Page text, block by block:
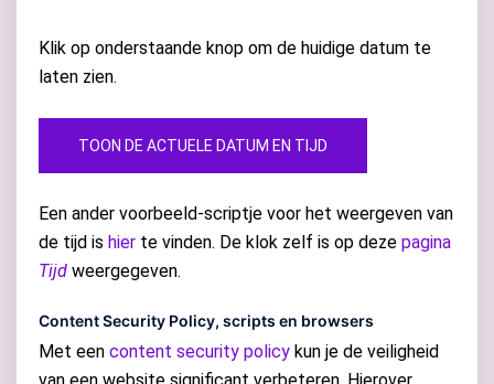
Klik op onderstaande knop om de huidige datum te
laten zien.
TOON DE ACTUELE DATUM EN TIJD
Een ander voorbeeld-scriptje voor het weergeven van
de tijd is hier te vinden. De klok zelf is op deze pagina
Tijd weergegeven.
Content Security Policy, scripts en browsers
Met een content security policy kun je de veiligheid